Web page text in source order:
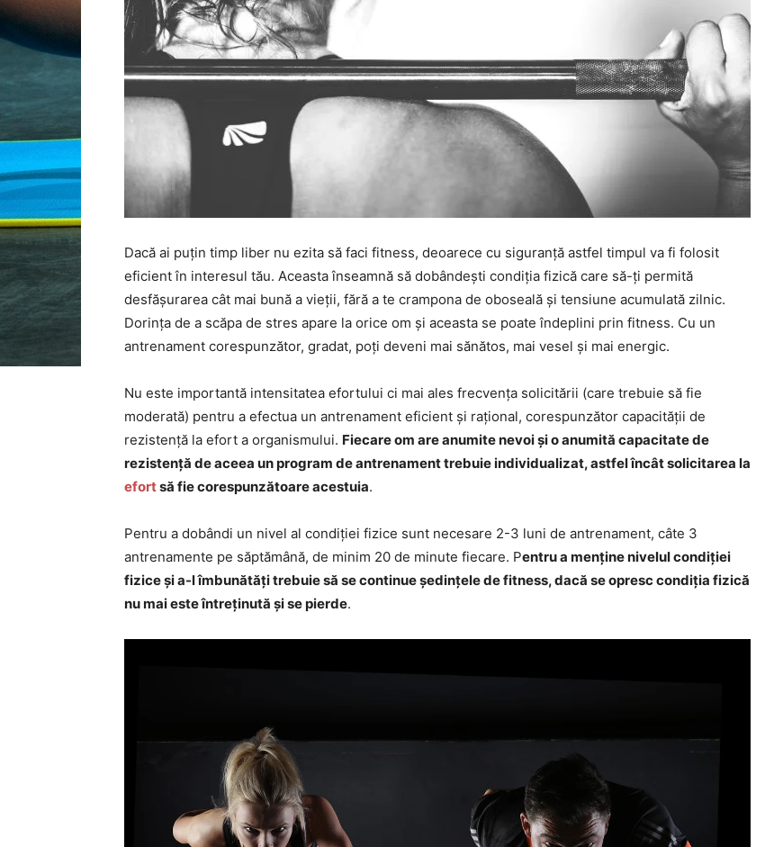
Dacă ai puțin timp liber nu ezita să faci fitness, deoarece cu siguranță astfel timpul va fi folosit
eficient în interesul tău. Aceasta înseamnă să dobândești condiția fizică care să-ți permită
desfășurarea cât mai bună a vieții, fără a te crampona de oboseală și tensiune acumulată zilnic.
Dorința de a scăpa de stres apare la orice om și aceasta se poate îndeplini prin fitness. Cu un
antrenament corespunzător, gradat, poți deveni mai sănătos, mai vesel și mai energic.
Nu este importantă intensitatea efortului ci mai ales frecvența solicitării (care trebuie să fie
moderată) pentru a efectua un antrenament eficient și rațional, corespunzător capacității de
rezistență la efort a organismului. Fiecare om are anumite nevoi și o anumită capacitate de
rezistență de aceea un program de antrenament trebuie individualizat, astfel încât solicitarea la
efortsă fie corespunzătoare acestuia.
Pentru a dobândi un nivel al condiției fizice sunt necesare 2-3 luni de antrenament, câte 3
antrenamente pe săptămână, de minim 20 de minute fiecare. Pentru a menține nivelul condiției
fizice și a-l îmbunătăți trebuie să se continue ședințele de fitness, dacă se opresc condiția fizică
nu mai este întreținută și se pierde.